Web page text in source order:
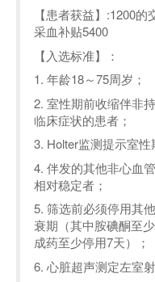
【患者获益】:1200
采血补贴5400
【入选标准】：
1. 年龄18～75周岁；
2. 室性期前收缩伴非
临床症状的患者；
3. Holter监测提示室性
4. 伴发的其他非心血
相对稳定者；
5. 筛选前必须停用其
衰期（其中胺碘酮至
成药至少停用7天）；
6. 心脏超声测定左室